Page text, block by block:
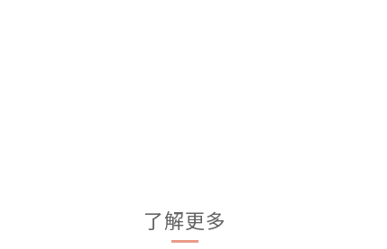
了解更多